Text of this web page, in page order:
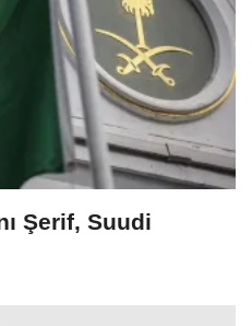
Şerif, Suudi